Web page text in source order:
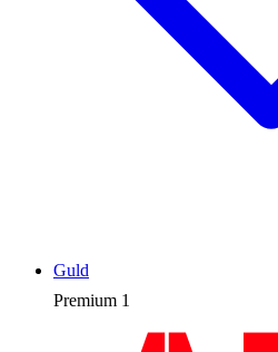
Premium 1
Guld